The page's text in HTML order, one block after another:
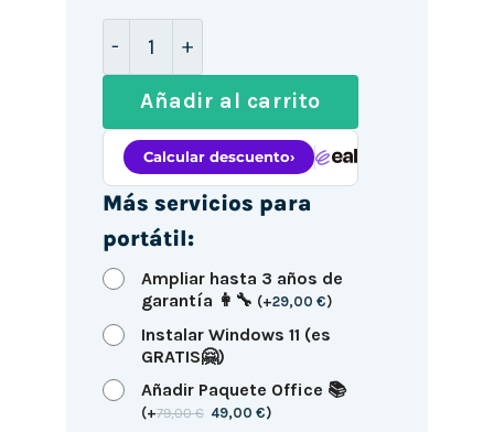
Añadir al carrito
Más servicios para
portátil:
Ampliar hasta 3 años de
garantía 👩‍🔧 (+29,00 €)
Instalar Windows 11 (es
GRATIS🤗)
Añadir Paquete Office 📚
(+79,00€ 49,00€)